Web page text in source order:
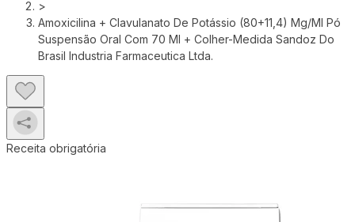
>
Amoxicilina + Clavulanato De Potássio (80+11,4) Mg/Ml Pó
Suspensão Oral Com 70 Ml + Colher-Medida Sandoz Do
Brasil Industria Farmaceutica Ltda.
Receita obrigatória